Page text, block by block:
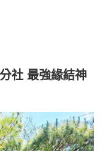
社 最強緣結神